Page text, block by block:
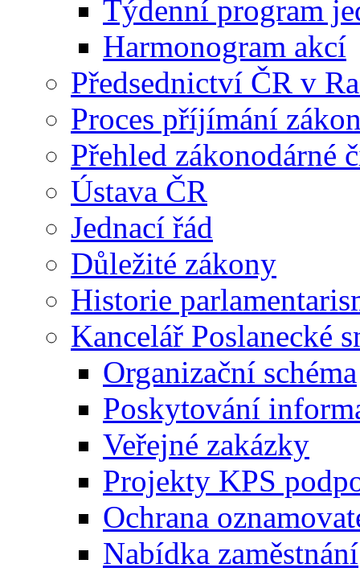
Týdenní program
Harmonogram akcí
Předsednictví ČR v
Proces příjímání
Přehled zákonodárné
Ústava ČR
Jednací řád
Důležité zákony
Historie
Kancelář Poslanecké
Organizační schéma
Poskytování
Veřejné zakázky
Projekty KPS
Ochrana
Nabídka zaměstnání